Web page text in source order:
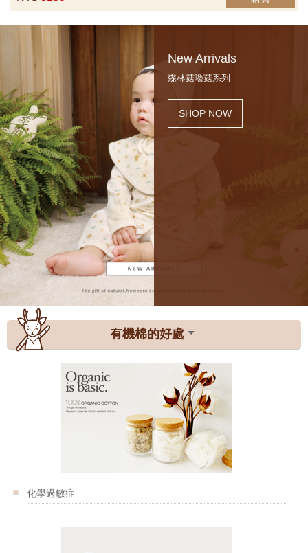
New Arrivals
森林菇嚕菇系列
SHOP NOW
有機棉的好處
化學過敏症